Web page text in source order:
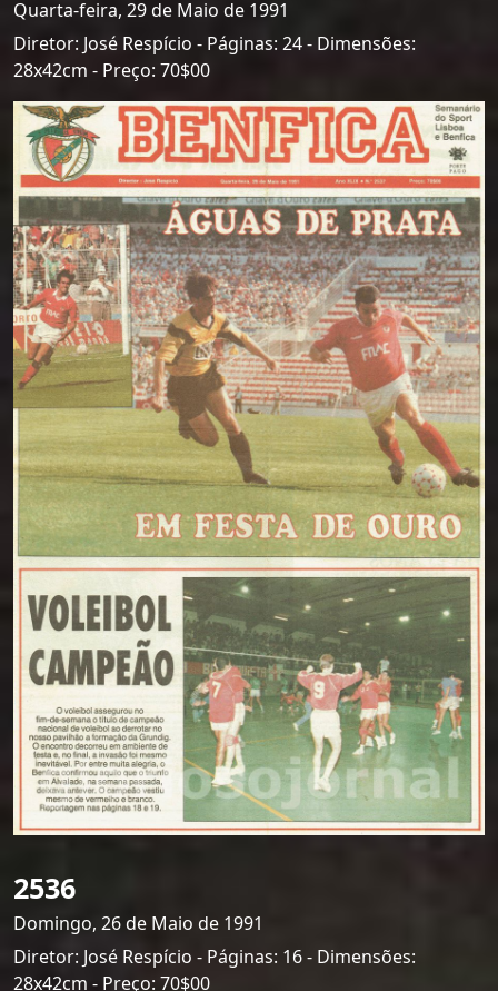
Quarta-feira, 29 de Maio de 1991
Diretor: José Respício - Páginas: 24 - Dimensões:
28x42cm - Preço: 70$00
2536
Domingo, 26 de Maio de 1991
Diretor: José Respício - Páginas: 16 - Dimensões:
28x42cm - Preço: 70$00